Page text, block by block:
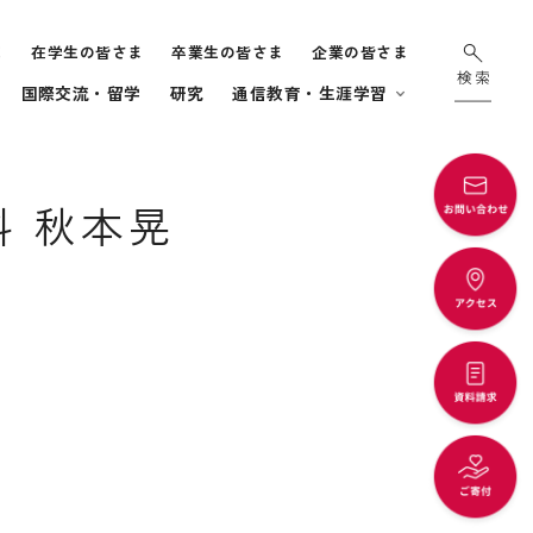
在学生の皆さま 卒業生の皆さま 企業の皆さま
国際交流・留学 研究 通信教育・生涯学習
秋本晃